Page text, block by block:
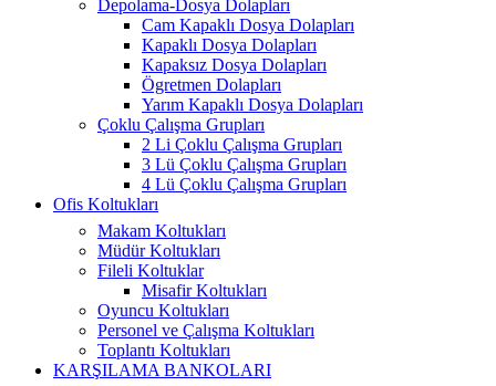
Depolama-Dosya Dolapları
Cam Kapaklı Dosya Dolapları
Kapaklı Dosya Dolapları
Kapaksız Dosya Dolapları
Ögretmen Dolapları
Yarım Kapaklı Dosya Dolapları
Çoklu Çalışma Grupları
2 Li Çoklu Çalışma Grupları
3 Lü Çoklu Çalışma Grupları
4 Lü Çoklu Çalışma Grupları
Ofis Koltukları
Makam Koltukları
Müdür Koltukları
Fileli Koltuklar
Misafir Koltukları
Oyuncu Koltukları
Personel ve Çalışma Koltukları
Toplantı Koltukları
KARŞILAMA BANKOLARI